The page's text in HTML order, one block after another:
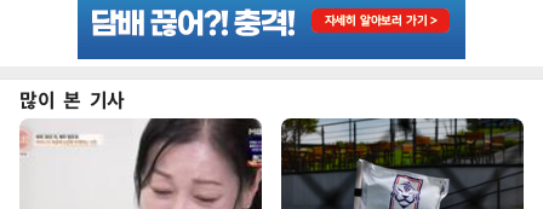
많이 본 기사